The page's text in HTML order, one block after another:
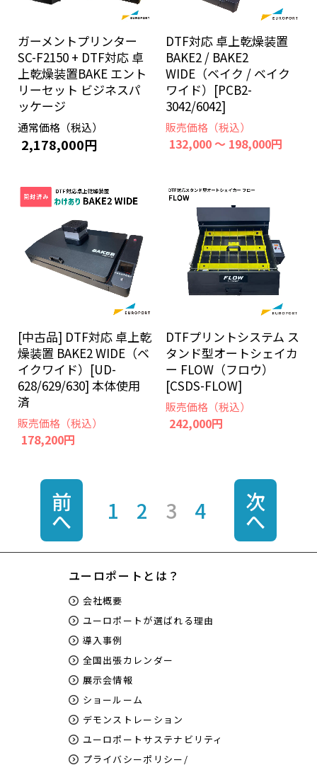
ガーメントプリンター
SC-F2150 + DTF対応 卓
上乾燥装置BAKE エント
リーセット ビジネスパ
ッケージ
通常価格（税込）
2,178,000円
DTF対応 卓上乾燥装置
BAKE2 / BAKE2
WIDE（ベイク / ベイク
ワイド）[PCB2-
3042/6042]
販売価格（税込）
132,000 ～ 198,000円
[中古品] DTF対応 卓上乾
燥装置 BAKE2 WIDE（ベ
イクワイド）[UD-
628/629/630] 本体使用
済
販売価格（税込）
178,200円
DTFプリントシステム ス
タンド型オートシェイカ
ー FLOW（フロウ）
[CSDS-FLOW]
販売価格（税込）
242,000円
前
へ 1 2 3 4 次
へ
ユーロポートとは？
会社概要
ユーロポートが選ばれる理由
導入事例
全国出張カレンダー
展示会情報
ショールーム
デモンストレーション
ユーロポートサステナビリティ
プライバシーポリシー/